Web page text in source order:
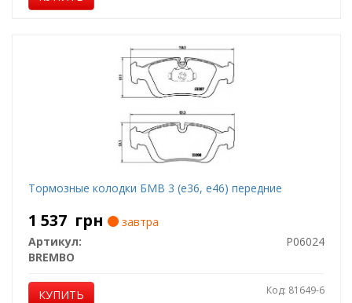
Тормозные колодки БМВ 3 (е36, е46) передние
1 537 грн
завтра
Артикул:
P06024
BREMBO
КУПИТЬ Код: 81649-6